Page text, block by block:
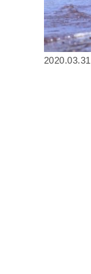
2020.03.31